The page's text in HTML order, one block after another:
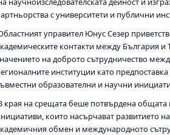
с университети и публични
управител Юнус Сезер
контакти между България и
на доброто сътрудничество
институции като
образователни и научни
края на срещата беше потвърдена общата
които насърчават развитието
обмен и международното